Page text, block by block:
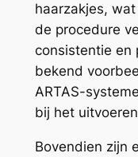
haarzakjes,
de procedure
consistentie en
bekend
ARTAS-
bij het
Bovendien zijn